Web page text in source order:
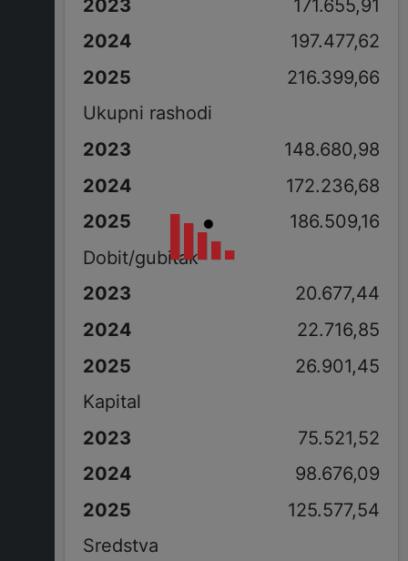
171.655,91
197.477,62
216.399,66
Ukupni rashodi
148.680,98
172.236,68
186.509,16
Dobit/gubitak
20.677,44
22.716,85
26.901,45
Kapital
75.521,52
98.676,09
125.577,54
Sredstva